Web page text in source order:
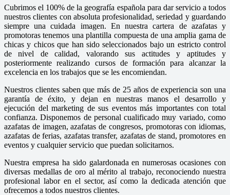
Cubrimos el 100% de la geografía española para dar servicio a todos
nuestros clientes con absoluta profesionalidad, seriedad y guardando
siempre una cuidada imagen. En nuestra cartera de azafatas y
promotoras tenemos una plantilla compuesta de una amplia gama de
chicas y chicos que han sido seleccionados bajo un estricto control
de nivel de calidad, valorando sus actitudes y aptitudes y
posteriormente realizando cursos de formación para alcanzar la
excelencia en los trabajos que se les encomiendan.
Nuestros clientes saben que más de 25 años de experiencia son una
garantía de éxito, y dejan en nuestras manos el desarrollo y
ejecución del marketing de sus eventos más importantes con total
confianza. Disponemos de personal cualificado muy variado, como
azafatas de imagen, azafatas de congresos, promotoras con idiomas,
azafatas de ferias, azafatas transfer, azafatas de stand, promotores en
eventos y cualquier servicio que puedan solicitarnos.
Nuestra empresa ha sido galardonada en numerosas ocasiones con
diversas medallas de oro al mérito al trabajo, reconociendo nuestra
profesional labor en el sector, así como la dedicada atención que
ofrecemos a todos nuestros clientes.